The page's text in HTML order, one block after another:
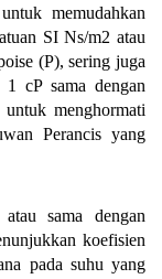
memudahkan
SI Ns/m2 atau
(P), sering juga
cP sama dengan
menghormati
Perancis yang
sama dengan
koefisien
pada suhu yang